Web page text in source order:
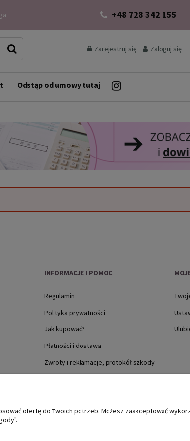
+48 728 342 155
Zarejestruj się Zaloguj się
Odstąp od umowy tutaj
INFORMACJE I POMOC
Regulamin
Polityka prywatności
Jak kupować?
Płatności i dostawa
Zwroty i reklamacje, protokół szkody
ofertę do Twoich potrzeb. Możesz zaakceptować